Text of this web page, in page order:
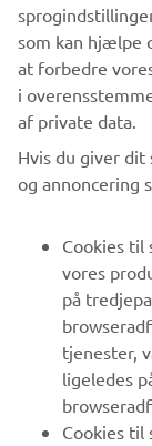
som kan hjælpe
at forbedre
i
af private data.
Hvis du giver dit
og annoncering
Cookies til
vores
på
tjenester,
ligeledes
Cookies til